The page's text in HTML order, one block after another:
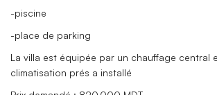
-piscine
-place de parking
La villa est équipée par un chauffage central
climatisation prés a installé